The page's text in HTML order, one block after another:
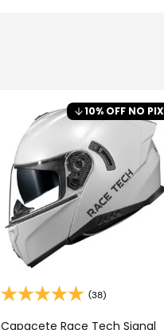
10% OFF NO PIX
(38)
Capacete Race Tech Signal